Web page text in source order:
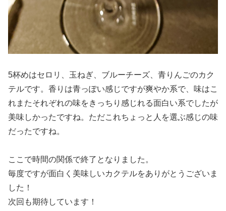
5杯めはセロリ、玉ねぎ、ブルーチーズ、青りんごのカク
テルです。香りは青っぽい感じですが爽やか系で、味はこ
れまたそれぞれの味をきっちり感じれる面白い系でしたが
美味しかったですね。ただこれちょっと人を選ぶ感じの味
だったですね。
ここで時間の関係で終了となりました。
毎度ですが面白く美味しいカクテルをありがとうございま
した！
次回も期待しています！